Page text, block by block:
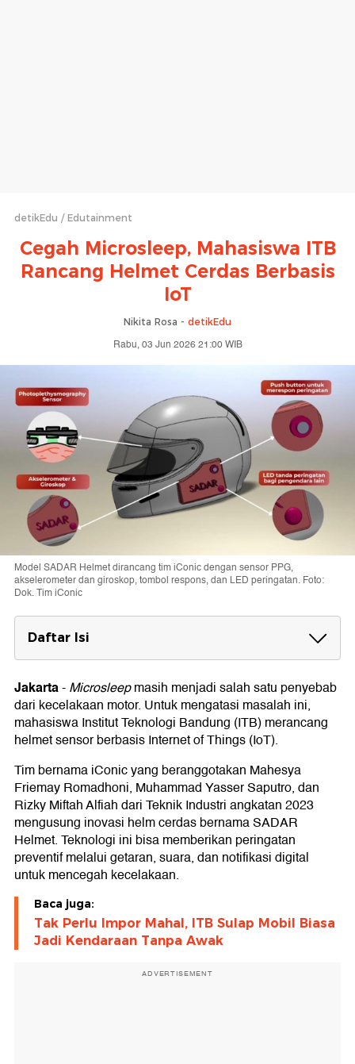
detikEdu Edutainment
Cegah Microsleep, Mahasiswa ITB
Rancang Helmet Cerdas Berbasis
IoT
Nikita Rosa - detikEdu
Rabu, 03 Jun 2026 21:00 WIB
Model SADAR Helmet dirancang tim iConic dengan sensor PPG,
akselerometer dan giroskop, tombol respons, dan LED peringatan. Foto:
Dok. Tim iConic
Daftar Isi
Pengembangan SADAR Helmet
Waktu Persiapan Singkat Tapi Kantongi
Juara
Jakarta-Microsleepmasih menjadi salah satu penyebab
dari kecelakaan motor. Untuk mengatasi masalah ini,
mahasiswa Institut Teknologi Bandung (ITB) merancang
helmet sensor berbasis Internet of Things (IoT).
Tim bernama iConic yang beranggotakan Mahesya
Friemay Romadhoni, Muhammad Yasser Saputro, dan
Rizky Miftah Alfiah dari Teknik Industri angkatan 2023
mengusung inovasi helm cerdas bernama SADAR
Helmet. Teknologi ini bisa memberikan peringatan
preventif melalui getaran, suara, dan notifikasi digital
untuk mencegah kecelakaan.
Baca juga:
Tak Perlu Impor Mahal, ITB Sulap Mobil Biasa
Jadi Kendaraan Tanpa Awak
ADVERTISEMENT